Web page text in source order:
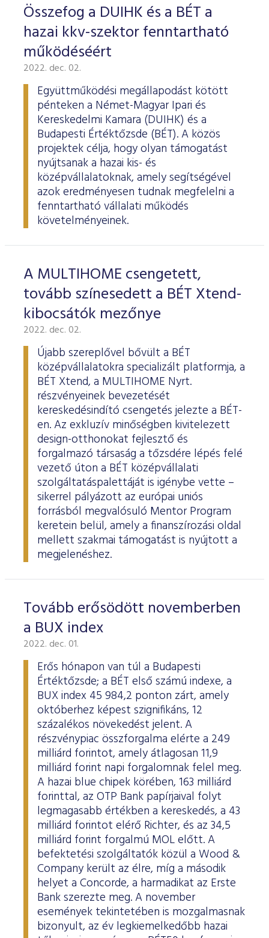
Összefog a DUIHK és a BÉT a
hazai kkv-szektor fenntartható
működéséért
2022. dec. 02.
Együttműködési megállapodást kötött
pénteken a Német-Magyar Ipari és
Kereskedelmi Kamara (DUIHK) és a
Budapesti Értéktőzsde (BÉT). A közös
projektek célja, hogy olyan támogatást
nyújtsanak a hazai kis- és
középvállalatoknak, amely segítségével
azok eredményesen tudnak megfelelni a
fenntartható vállalati működés
követelményeinek.
A MULTIHOME csengetett,
tovább színesedett a BÉT Xtend-
kibocsátók mezőnye
2022. dec. 02.
Újabb szereplővel bővült a BÉT
középvállalatokra specializált platformja, a
BÉT Xtend, a MULTIHOME Nyrt.
részvényeinek bevezetését
kereskedésindító csengetés jelezte a BÉT-
en. Az exkluzív minőségben kivitelezett
design-otthonokat fejlesztő és
forgalmazó társaság a tőzsdére lépés felé
vezető úton a BÉT középvállalati
szolgáltatáspalettáját is igénybe vette –
sikerrel pályázott az európai uniós
forrásból megvalósuló Mentor Program
keretein belül, amely a finanszírozási oldal
mellett szakmai támogatást is nyújtott a
megjelenéshez.
Tovább erősödött novemberben
a BUX index
2022. dec. 01.
Erős hónapon van túl a Budapesti
Értéktőzsde; a BÉT első számú indexe, a
BUX index 45 984,2 ponton zárt, amely
októberhez képest szignifikáns, 12
százalékos növekedést jelent. A
részvénypiac összforgalma elérte a 249
milliárd forintot, amely átlagosan 11,9
milliárd forint napi forgalomnak felel meg.
A hazai blue chipek körében, 163 milliárd
forinttal, az OTP Bank papírjaival folyt
legmagasabb értékben a kereskedés, a 43
milliárd forintot elérő Richter, és az 34,5
milliárd forint forgalmú MOL előtt. A
befektetési szolgáltatók közül a Wood &
Company került az élre, míg a második
helyet a Concorde, a harmadikat az Erste
Bank szerezte meg. A november
események tekintetében is mozgalmasnak
bizonyult, az év legkiemelkedőbb hazai